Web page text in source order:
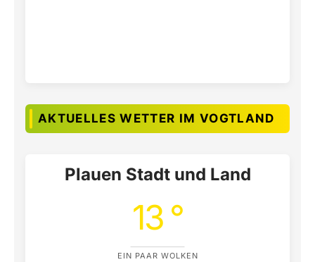
AKTUELLES WETTER IM VOGTLAND
Plauen Stadt und Land
13 °
EIN PAAR WOLKEN